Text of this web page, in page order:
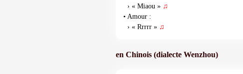
› « Miaou » ♫
• Amour :
› « Rrrrr » ♫
en Chinois (dialecte Wenzhou)